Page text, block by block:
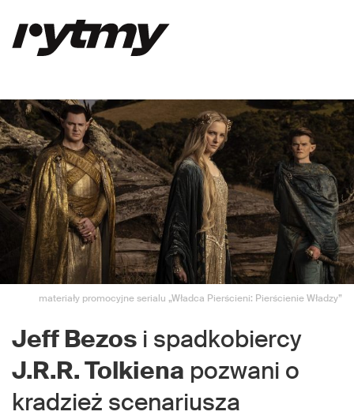
materiały promocyjne serialu „Władca Pierścieni: Pierścienie Władzy”
Jeff Bezos i spadkobiercy
J.R.R. Tolkiena pozwani o
kradzież scenariusza